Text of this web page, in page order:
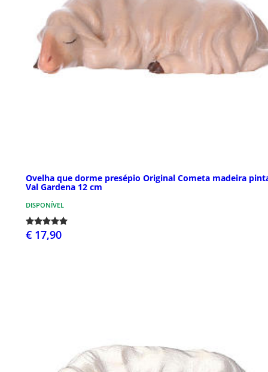
Ovelha que dorme presépio Original Cometa madeira
Val Gardena 12 cm
DISPONÍVEL
€ 17,90